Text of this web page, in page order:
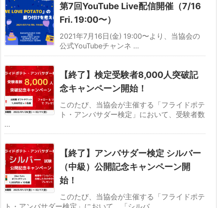
第7回YouTube Live配信開催（7/16
Fri. 19:00〜）
2021年7月16日(金) 19:00〜より、当協会の
公式YouTubeチャンネ ...
【終了】検定受験者8,000人突破記
念キャンペーン開始！
このたび、当協会が主催する「フライドポテ
ト・アンバサダー検定」において、受験者数
...
【終了】アンバサダー検定 シルバー
（中級）公開記念キャンペーン開
始！
このたび、当協会が主催する「フライドポテ